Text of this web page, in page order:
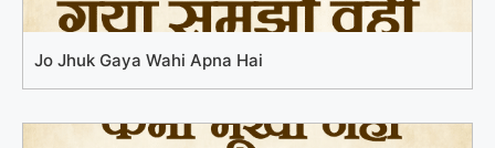
Jo Jhuk Gaya Wahi Apna Hai